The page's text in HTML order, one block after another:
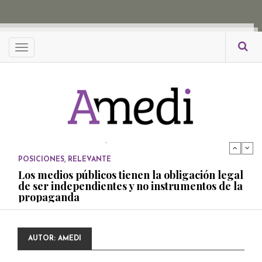
Menu
RELEVANTE
Los medios públicos tienen la obligación legal
de ser independientes y no instrumentos de la
propaganda
POSICIONES
Consejos ciudadanos e IFT deben garantizar
independencia editorial de medios públicos
PUBLICADO EL 5 ENERO, 2023
Amedi condena atentado contra Ciro Gómez
AUTOR: AMEDI